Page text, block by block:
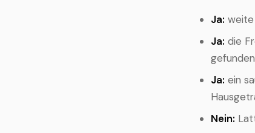
Ja: weite
Ja: die
Ja: ein
Nein: